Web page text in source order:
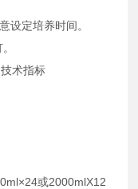
设定培养时间。
术指标
或2000mlX12